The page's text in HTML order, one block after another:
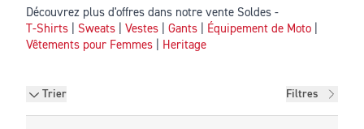
Découvrez plus d'offres dans notre vente Soldes -
T-Shirts
Sweats Vestes Gants Équipement de Moto
Vêtements pour Femmes
Heritage
Trier Filtres
Filtres